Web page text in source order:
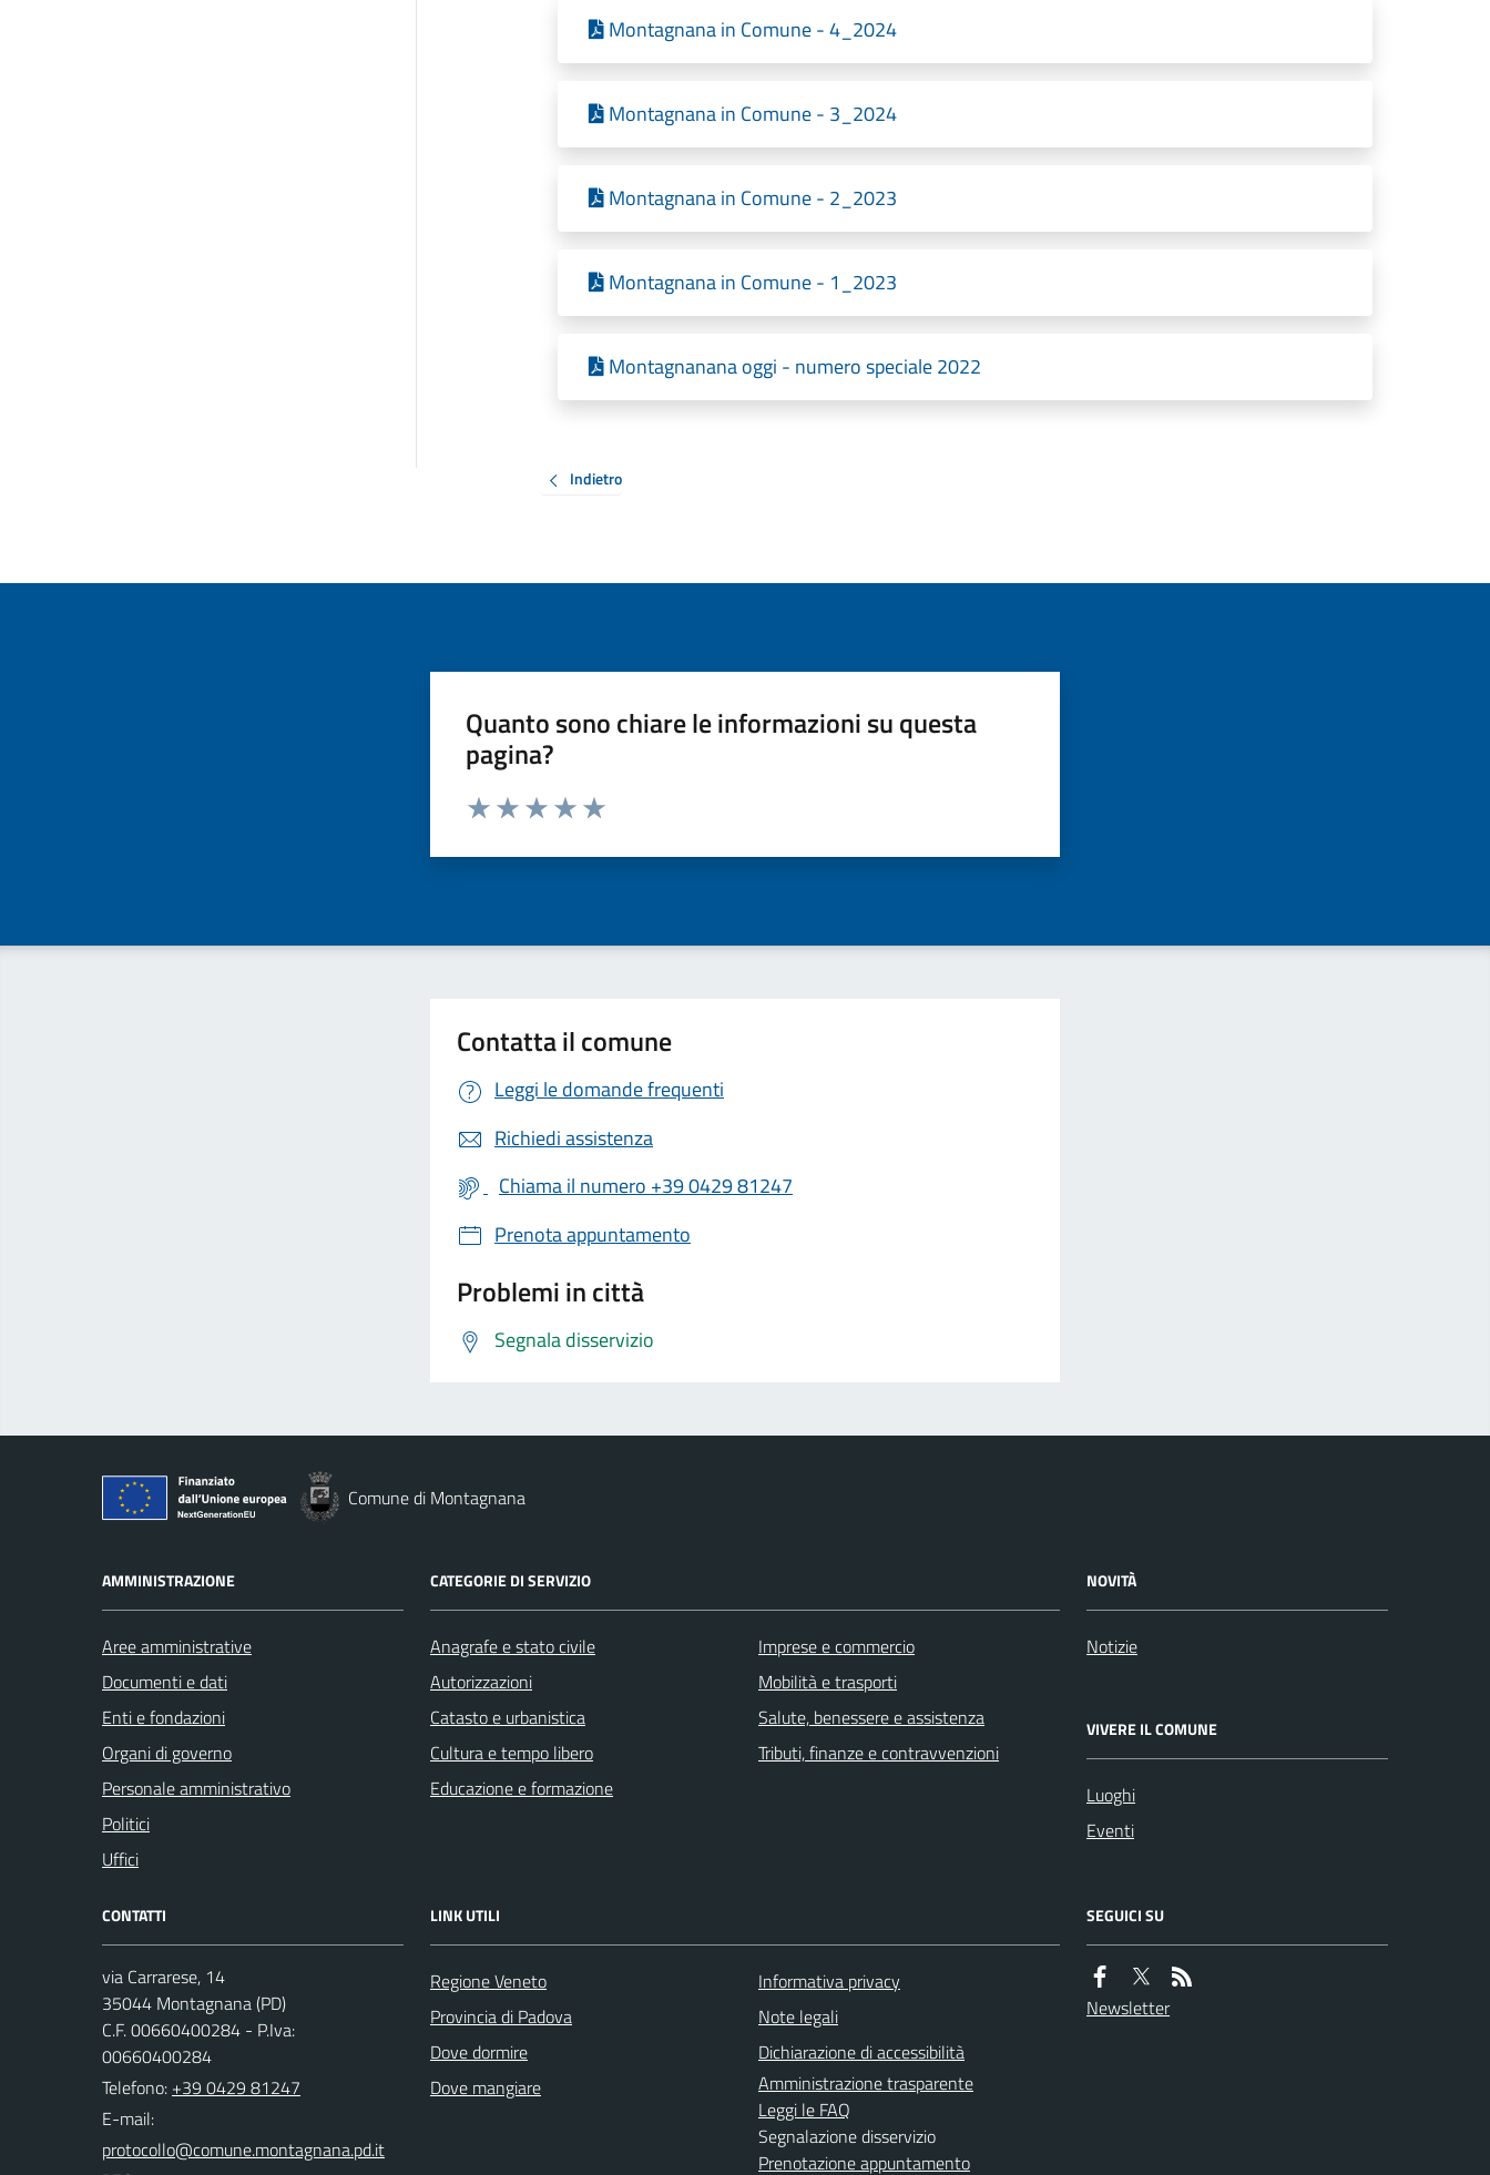
Montagnana in Comune - 4_2024
Montagnana in Comune - 3_2024
Montagnana in Comune - 2_2023
Montagnana in Comune - 1_2023
Montagnanana oggi - numero speciale 2022
Indietro
Quanto sono chiare le informazioni su questa
pagina?
Valuta da 1 a 5 stelle la pagina
Contatta il comune
Leggi le domande frequenti
Richiedi assistenza
Chiama il numero +39 0429 81247
Prenota appuntamento
Problemi in città
Segnala disservizio
Comune di Montagnana
AMMINISTRAZIONE
Aree amministrative
Documenti e dati
Enti e fondazioni
Organi di governo
Personale amministrativo
Politici
Uffici
CATEGORIE DI SERVIZIO
Anagrafe e stato civile
Autorizzazioni
Catasto e urbanistica
Cultura e tempo libero
Educazione e formazione
Imprese e commercio
Mobilità e trasporti
Salute, benessere e assistenza
Tributi, finanze e contravvenzioni
NOVITÀ
Notizie
VIVERE IL COMUNE
Luoghi
Eventi
CONTATTI
via Carrarese, 14
35044 Montagnana (PD)
C.F. 00660400284 - P.Iva:
00660400284
Telefono: +39 0429 81247
E-mail:
LINK UTILI
Regione Veneto
Provincia di Padova
Dove dormire
Dove mangiare
Informativa privacy
Note legali
Dichiarazione di accessibilità
Amministrazione trasparente
Leggi le FAQ
Segnalazione disservizio
Prenotazione appuntamento
SEGUICI SU
Newsletter